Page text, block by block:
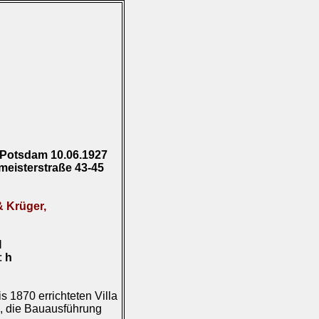
10.06.1927
43-45
Krüger,
h
1870 errichteten Villa
die Bauausführung